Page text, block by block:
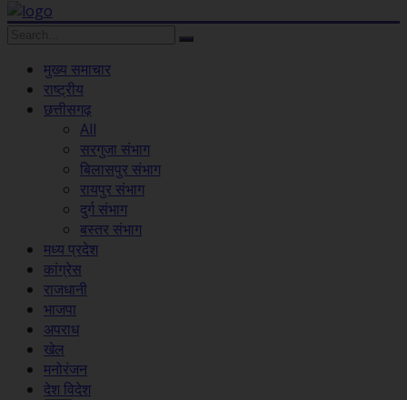
मुख्य समाचार
राष्ट्रीय
छत्तीसगढ़
All
सरगुजा संभाग
बिलासपुर संभाग
रायपुर संभाग
दुर्ग संभाग
बस्तर संभाग
मध्य प्रदेश
कांग्रेस
राजधानी
भाजपा
अपराध
खेल
मनोरंजन
देश विदेश